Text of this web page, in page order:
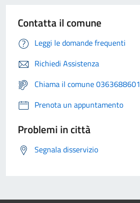
Contatta il comune
Leggi le domande frequenti
Richiedi Assistenza
Chiama il comune 0363688601
Prenota un appuntamento
Problemi in città
Segnala disservizio